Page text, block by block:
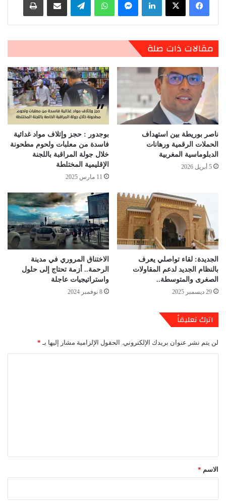
مقالات ذات صلة
ناصر بوريطة بين استهداف
الحملات الرقمية ورهانات
الدبلوماسية المغربية
5 أبريل 2026
بوجدور : حجز وإتلاف مواد غدائية
فاسدة من معلبات ولحوم مطحونة
خلال جولة المراقبة باللجنة
الإقليمية المختلطة
11 مارس 2025
الجديدة: لقاء تواصلي يعرف
بالنظام الجديد لدعم المقاولات
الصغرى والمتوسطة..
29 ديسمبر 2025
الاختناق المروري في مدينة
الرحمة.. أزمة تحتاج إلى حلول
واستراتيجيات عاجلة
8 نوفمبر 2024
اترك تعليقاً
لن يتم نشر عنوان بريدك الإلكتروني. الحقول الإلزامية مشار إليها بـ *
*الاسم *